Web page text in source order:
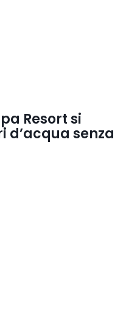
Resort si
d’acqua senza